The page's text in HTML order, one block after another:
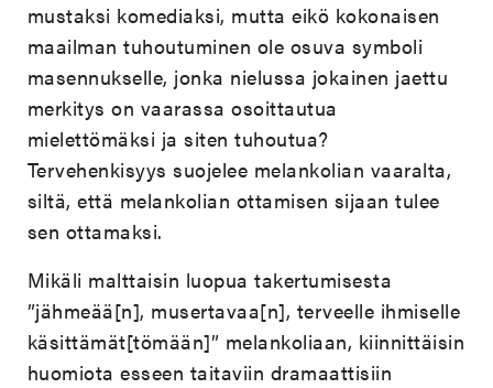
mustaksi komediaksi, mutta eikö kokonaisen
maailman tuhoutuminen ole osuva symboli
masennukselle, jonka nielussa jokainen jaettu
merkitys on vaarassa osoittautua
mielettömäksi ja siten tuhoutua?
Tervehenkisyys suojelee melankolian vaaralta,
siltä, että melankolian ottamisen sijaan tulee
sen ottamaksi.
Mikäli malttaisin luopua takertumisesta
”jähmeää[n], musertavaa[n], terveelle ihmiselle
käsittämät[tömään]” melankoliaan, kiinnittäisin
huomiota esseen taitaviin dramaattisiin